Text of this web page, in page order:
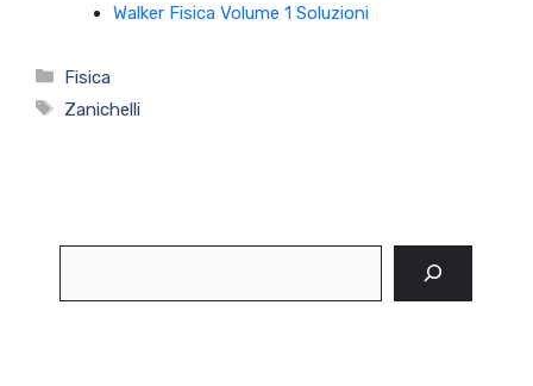
Walker Fisica Volume 1 Soluzioni
Categorie
Fisica
Tag
Zanichelli